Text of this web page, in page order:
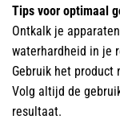
Tips voor optimaal
Ontkalk je
waterhardheid in je
Gebruik het
Volg altijd de
resultaat.